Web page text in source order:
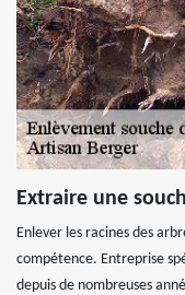
Extraire une
Enlever les racines des
compétence. Entreprise
depuis de nombreuses